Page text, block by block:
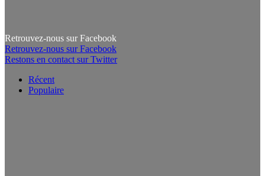
Retrouvez-nous sur Facebook
Retrouvez-nous sur Facebook
Restons en contact sur Twitter
Récent
Populaire